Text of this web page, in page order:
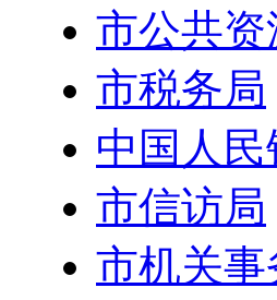
市公共
市税务局
中国人
市信访局
市机关事